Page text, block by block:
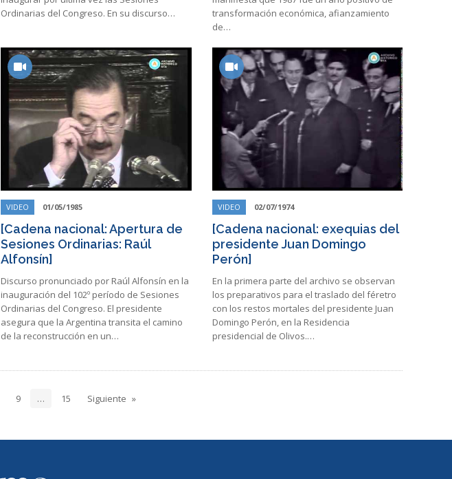
Ordinarias del Congreso. En su discurso…
transformación económica, afianzamiento
de…
VIDEO 01/05/1985
[Cadena nacional: Apertura de
Sesiones Ordinarias: Raúl
Alfonsín]
Discurso pronunciado por Raúl Alfonsín en la
inauguración del 102º período de Sesiones
Ordinarias del Congreso. El presidente
asegura que la Argentina transita el camino
de la reconstrucción en un…
VIDEO 02/07/1974
[Cadena nacional: exequias del
presidente Juan Domingo
Perón]
En la primera parte del archivo se observan
los preparativos para el traslado del féretro
con los restos mortales del presidente Juan
Domingo Perón, en la Residencia
presidencial de Olivos.…
9 … 15 Siguiente